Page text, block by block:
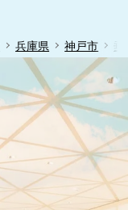
兵庫県 神戸市